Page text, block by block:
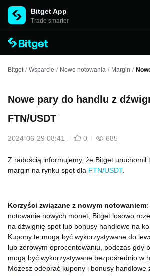
Bitget App
Trade smarter
Bitget / Wsparcie / Nowe notowania / Margin /
Nowe pary do handlu z
FTN/USDT
2024-06-29 08:41 0 685
Z radością informujemy, że Bitget uruchomił
margin na rynku spot dla FTN/USDT.
Korzyści związane z nowym notowaniem:
notowanie nowych monet, Bitget losowo
na dźwignię spot lub bonusy handlowe na
Kupony te mogą być wykorzystywane do
lub zerowym oprocentowaniu, podczas gdy
mogą być wykorzystywane bezpośrednio w
Możesz odebrać kupony i bonusy handlowe